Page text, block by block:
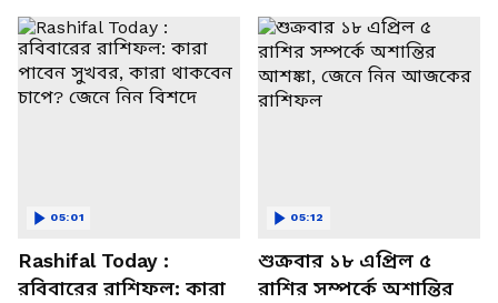
Rashifal Today :
রবিবারের রাশিফল: কারা
05:01
শুক্রবার ১৮ এপ্রিল ৫
রাশির সম্পর্কে অশান্তির
05:12